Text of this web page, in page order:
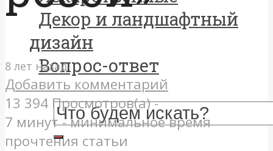
Декор и ландшафтный
дизайн
Вопрос-ответ
8 лет назад
Добавить комментарий
13 394 Просмотров(а) -
7 минут - минимальное время
прочтения статьи